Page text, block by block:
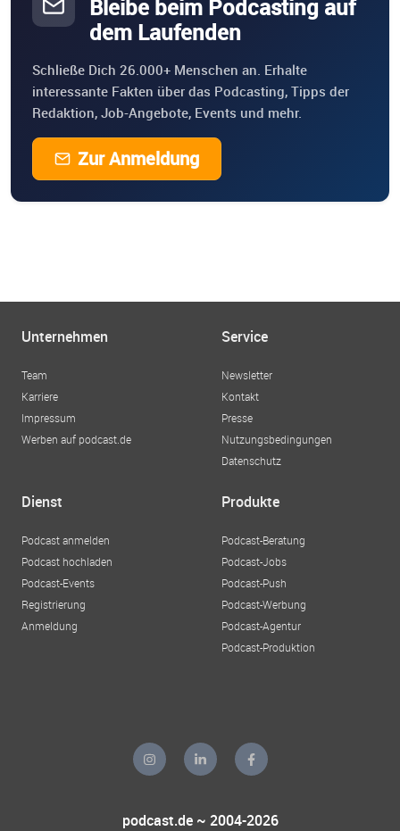
Bleibe beim Podcasting auf
dem Laufenden
Schließe Dich 26.000+ Menschen an. Erhalte
interessante Fakten über das Podcasting, Tipps der
Redaktion, Job-Angebote, Events und mehr.
Zur Anmeldung
Unternehmen
Team
Karriere
Impressum
Werben auf podcast.de
Service
Newsletter
Kontakt
Presse
Nutzungsbedingungen
Datenschutz
Dienst
Podcast anmelden
Podcast hochladen
Podcast-Events
Registrierung
Anmeldung
Produkte
Podcast-Beratung
Podcast-Jobs
Podcast-Push
Podcast-Werbung
Podcast-Agentur
Podcast-Produktion
podcast.de ~ 2004-2026